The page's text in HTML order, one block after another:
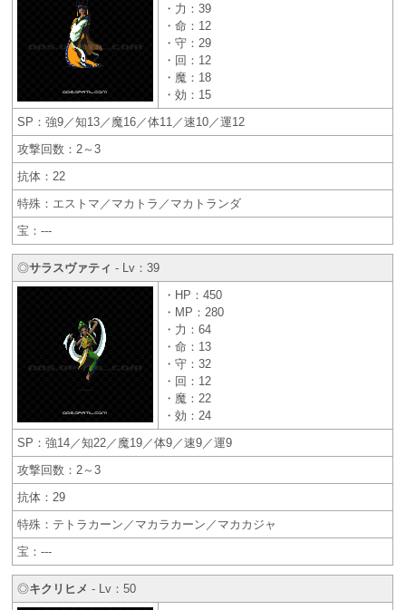
・力：39
・命：12
・守：29
・回：12
・魔：18
・効：15
SP：強9／知13／魔16／体11／速10／運12
攻撃回数：2～3
抗体：22
特殊：エストマ／マカトラ／マカトランダ
宝：---
◎サラスヴァティ - Lv：39
・HP：450
・MP：280
・力：64
・命：13
・守：32
・回：12
・魔：22
・効：24
SP：強14／知22／魔19／体9／速9／運9
攻撃回数：2～3
抗体：29
特殊：テトラカーン／マカラカーン／マカカジャ
宝：---
◎キクリヒメ - Lv：50